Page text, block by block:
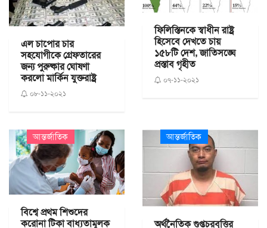
এল চাপোর চার
সহযোগীকে গ্রেফতারের
জন্য পুরুষ্কার ঘোষণা
করলো মার্কিন যুক্তরাষ্ট্র
০৮-১১-২০২১
ফিলিস্তিনকে স্বাধীন রাষ্ট্র
হিসেবে দেখতে চায়
১৫৮টি দেশ, জাতিসঙ্ঘে
প্রস্তাব গৃহীত
০৭-১১-২০২১
আন্তর্জাতিক
বিশ্বে প্রথম শিশুদের
করোনা টিকা বাধ্যতামূলক
আন্তর্জাতিক
অর্থনৈতিক গুপ্তচরবৃত্তির